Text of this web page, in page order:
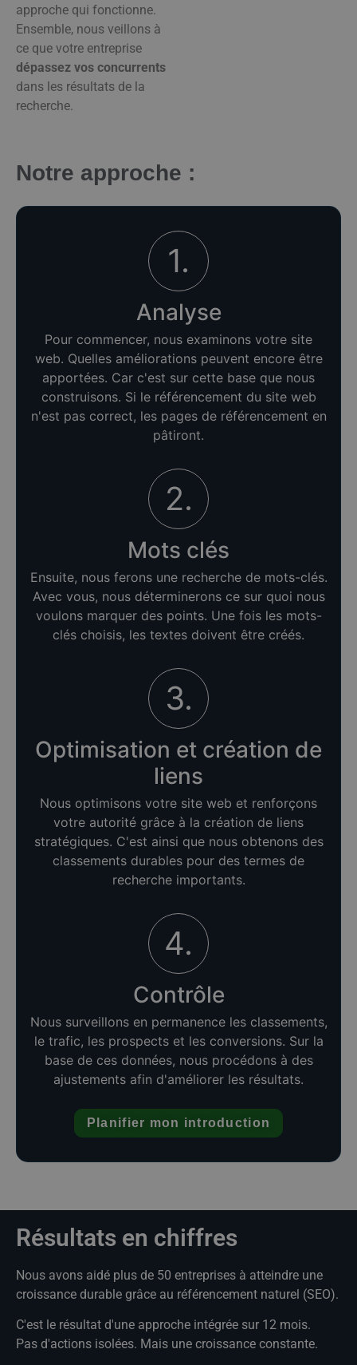
approche qui fonctionne.
Ensemble, nous veillons à
ce que votre entreprise
dépassez vos concurrents
dans les résultats de la
recherche.
Notre approche :
1.
Analyse
Pour commencer, nous examinons votre site
web. Quelles améliorations peuvent encore être
apportées. Car c'est sur cette base que nous
construisons. Si le référencement du site web
n'est pas correct, les pages de référencement en
pâtiront.
2.
Mots clés
Ensuite, nous ferons une recherche de mots-clés.
Avec vous, nous déterminerons ce sur quoi nous
voulons marquer des points. Une fois les mots-
clés choisis, les textes doivent être créés.
3.
Optimisation et création de
liens
Nous optimisons votre site web et renforçons
votre autorité grâce à la création de liens
stratégiques. C'est ainsi que nous obtenons des
classements durables pour des termes de
recherche importants.
4.
Contrôle
Nous surveillons en permanence les classements,
le trafic, les prospects et les conversions. Sur la
base de ces données, nous procédons à des
ajustements afin d'améliorer les résultats.
Planifier mon introduction
Résultats en chiffres
Nous avons aidé plus de 50 entreprises à atteindre une
croissance durable grâce au référencement naturel (SEO).
C'est le résultat d'une approche intégrée sur 12 mois.
Pas d'actions isolées. Mais une croissance constante.